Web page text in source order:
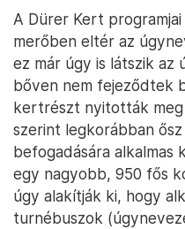
A Dürer Kert
merőben eltér az
ez már úgy is látszik az
bőven nem fejeződtek
kertrészt nyitották
szerint legkorábban
befogadására alkalmas
egy nagyobb, 950 fős
úgy alakítják ki, hogy
turnébuszok